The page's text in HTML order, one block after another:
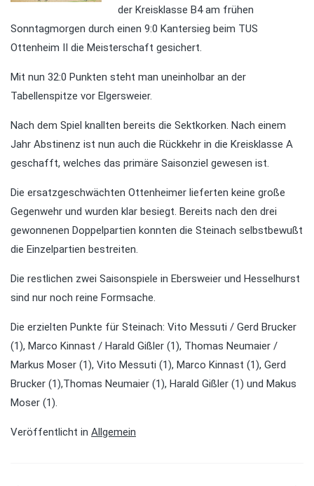
der Kreisklasse B4 am frühen
Sonntagmorgen durch einen 9:0 Kantersieg beim TUS
Ottenheim II die Meisterschaft gesichert.
Mit nun 32:0 Punkten steht man uneinholbar an der
Tabellenspitze vor Elgersweier.
Nach dem Spiel knallten bereits die Sektkorken. Nach einem
Jahr Abstinenz ist nun auch die Rückkehr in die Kreisklasse A
geschafft, welches das primäre Saisonziel gewesen ist.
Die ersatzgeschwächten Ottenheimer lieferten keine große
Gegenwehr und wurden klar besiegt. Bereits nach den drei
gewonnenen Doppelpartien konnten die Steinach selbstbewußt
die Einzelpartien bestreiten.
Die restlichen zwei Saisonspiele in Ebersweier und Hesselhurst
sind nur noch reine Formsache.
Die erzielten Punkte für Steinach: Vito Messuti / Gerd Brucker
(1), Marco Kinnast / Harald Gißler (1), Thomas Neumaier /
Markus Moser (1), Vito Messuti (1), Marco Kinnast (1), Gerd
Brucker (1),Thomas Neumaier (1), Harald Gißler (1) und Makus
Moser (1).
Veröffentlicht in Allgemein